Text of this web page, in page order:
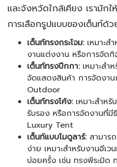
และจังหวัดใกล้เคียง เรามัก
การเลือกรูปแบบของเต็นท์ด้
เต็นท์ทรงกระโจม:เหมาะส
งานแต่งงาน หรือการจัด
เต็นท์ทรงปีกกา:เหมาะสำ
จัดแสดงสินค้า การจัดงาน
Outdoor
เต็นท์ทรงโค้ง:เหมาะสำหรั
รับรอง หรือการจัดงานที่มี
Luxury Tent
เต็นท์แบบโมดูลาร์:สามารถ
ง่าย เหมาะสำหรับงานอีเ
บ่อยครั้ง เช่น ทรงพีระมิด